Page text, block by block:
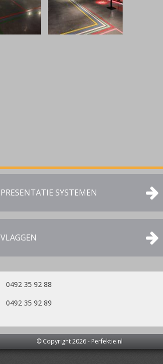
PRESENTATIE SYSTEMEN
VLAGGEN
0492 35 92 88
0492 35 92 89
© Copyright 2026 - Perfektie.nl